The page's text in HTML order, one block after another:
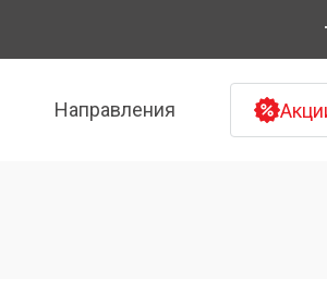
Направления